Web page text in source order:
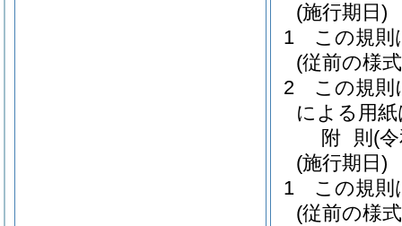
(施行期日)
1
この規則
(従前の様
2
この規則
による用
附 則 (
(施行期日)
1
この規則
(従前の様